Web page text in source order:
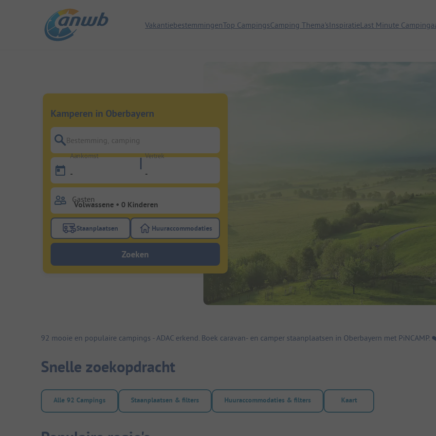
VakantiebestemmingenTop CampingsCamping Thema'sInspiratieLast Minute
Kamperen in Oberbayern
Bestemming, camping
Aankomst
-
Vertrek
-
Gasten
Gebruik de filterknop staanplaatsen om te zoeken naar staanplaatsen
Staanplaatsen Gebruik de filterknop huuraccommodaties om te zoeken naar huuraccommodaties
Huuraccommodaties
Zoeken
92 mooie en populaire campings - ADAC erkend. Boek caravan- en camper staanplaatsen in Oberbayern met PiNCAMP.
Snelle zoekopdracht
Alle 92 Campings Staanplaatsen & filters Huuraccommodaties & filters Kaart